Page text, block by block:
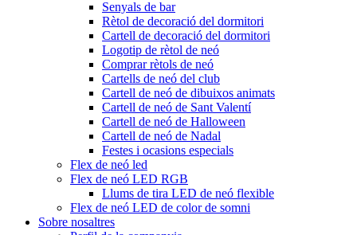
Senyals de bar
Rètol de decoració del dormitori
Cartell de decoració del dormitori
Logotip de rètol de neó
Comprar rètols de neó
Cartells de neó del club
Cartell de neó de dibuixos animats
Cartell de neó de Sant Valentí
Cartell de neó de Halloween
Cartell de neó de Nadal
Festes i ocasions especials
Flex de neó led
Flex de neó LED RGB
Llums de tira LED de neó flexible
Flex de neó LED de color de somni
Sobre nosaltres